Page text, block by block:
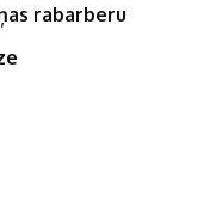
rabarberu